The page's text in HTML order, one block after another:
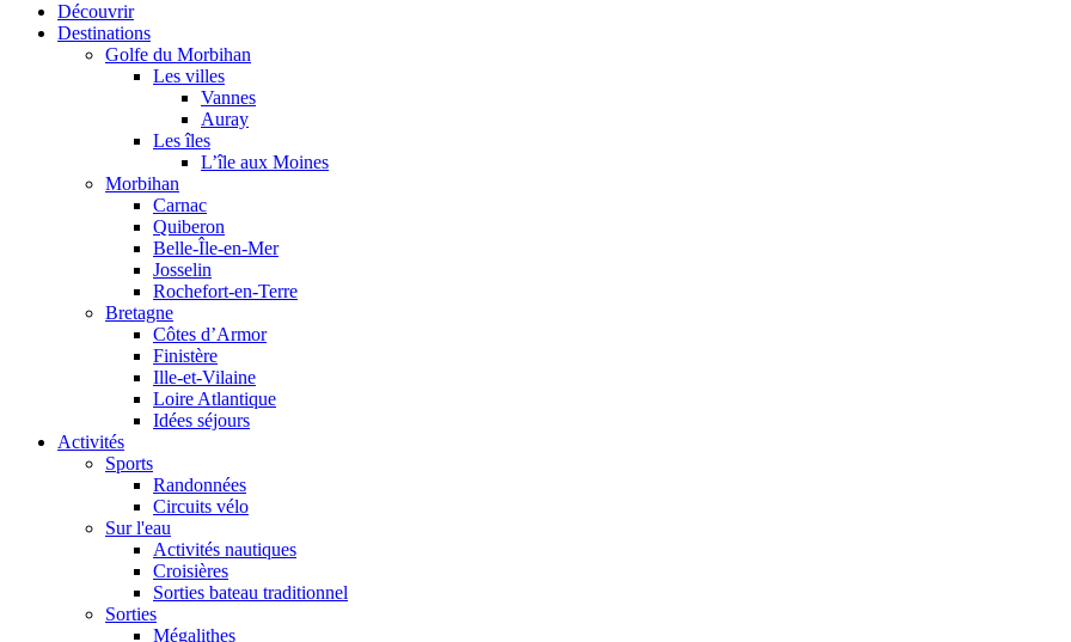
Découvrir
Destinations
Golfe du Morbihan
Les villes
Vannes
Auray
Les îles
L’île aux Moines
Morbihan
Carnac
Quiberon
Belle-Île-en-Mer
Josselin
Rochefort-en-Terre
Bretagne
Côtes d’Armor
Finistère
Ille-et-Vilaine
Loire Atlantique
Idées séjours
Activités
Sports
Randonnées
Circuits vélo
Sur l'eau
Activités nautiques
Croisières
Sorties bateau traditionnel
Sorties
Mégalithes